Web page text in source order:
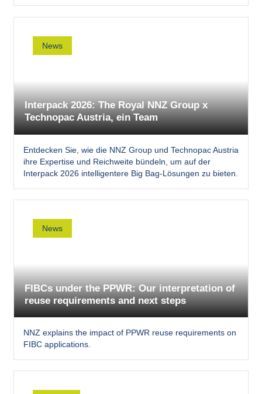
News
Interpack 2026: The Royal NNZ Group x
Technopac Austria, ein Team
Entdecken Sie, wie die NNZ Group und Technopac Austria
ihre Expertise und Reichweite bündeln, um auf der
Interpack 2026 intelligentere Big Bag-Lösungen zu bieten.
News
FIBCs under the PPWR: Our interpretation of
reuse requirements and next steps
NNZ explains the impact of PPWR reuse requirements on
FIBC applications.